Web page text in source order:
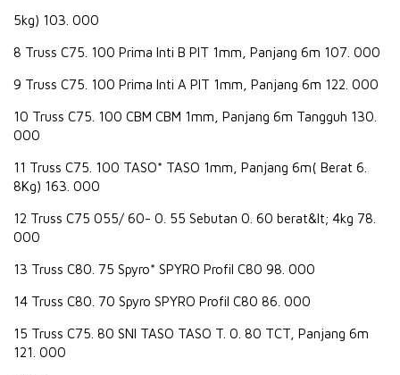
5kg) 103. 000
8 Truss C75. 100 Prima Inti B PIT 1mm, Panjang 6m 107. 000
9 Truss C75. 100 Prima Inti A PIT 1mm, Panjang 6m 122. 000
10 Truss C75. 100 CBM CBM 1mm, Panjang 6m Tangguh 130.
000
11 Truss C75. 100 TASO* TASO 1mm, Panjang 6m( Berat 6.
8Kg) 163. 000
12 Truss C75 055/ 60- 0. 55 Sebutan 0. 60 berat&lt; 4kg 78.
000
13 Truss C80. 75 Spyro* SPYRO Profil C80 98. 000
14 Truss C80. 70 Spyro SPYRO Profil C80 86. 000
15 Truss C75. 80 SNI TASO TASO T. 0. 80 TCT, Panjang 6m
121. 000